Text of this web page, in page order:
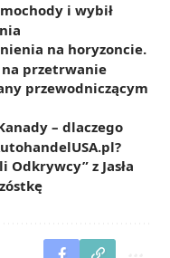
i wybił
na horyzoncie.
przetrwanie
przewodniczącym
– dlaczego
Odkrywcy” z Jasła